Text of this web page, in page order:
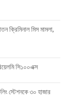
ক্রিমিনাল মিস মামলা,
সি১০০এক্স
স্টেশনকে ৩০ হাজার